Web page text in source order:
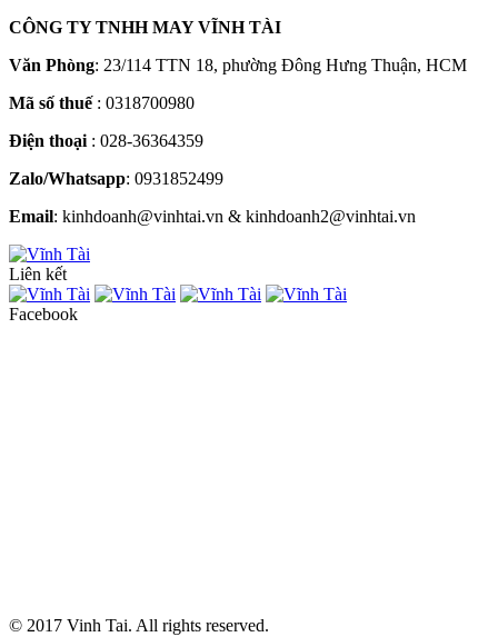
CÔNG TY TNHH MAY VĨNH TÀI
Văn Phòng: 23/114 TTN 18, phường Đông Hưng Thuận, HCM
Mã số thuế : 0318700980
Điện thoại : 028-36364359
Zalo/Whatsapp: 0931852499
Email: kinhdoanh@vinhtai.vn & kinhdoanh2@vinhtai.vn
Liên kết
Facebook
© 2017 Vinh Tai. All rights reserved.